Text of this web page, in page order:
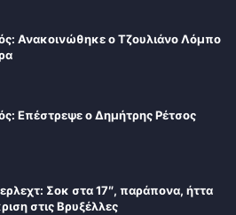
Ανακοινώθηκε ο Τζουλιάνο Λόμπο
Επέστρεψε ο Δημήτρης Ρέτσος
Σοκ στα 17″, παράπονα, ήττα
στις Βρυξέλλες